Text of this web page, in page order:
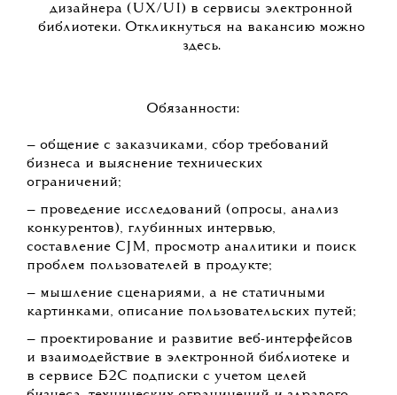
дизайнера (UX/UI) в сервисы электронной
библиотеки. Откликнуться на вакансию можно
здесь.
Обязанности:
— общение с заказчиками, сбор требований
бизнеса и выяснение технических
ограничений;
— проведение исследований (опросы, анализ
конкурентов), глубинных интервью,
составление CJM, просмотр аналитики и поиск
проблем пользователей в продукте;
— мышление сценариями, а не статичными
картинками, описание пользовательских путей;
— проектирование и развитие веб-интерфейсов
и взаимодействие в электронной библиотеке и
в сервисе Б2С подписки с учетом целей